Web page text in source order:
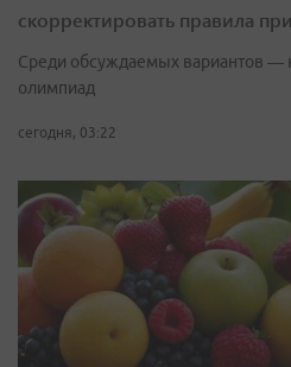
скорректировать правила
Среди обсуждаемых вариантов —
олимпиад
сегодня, 03:22